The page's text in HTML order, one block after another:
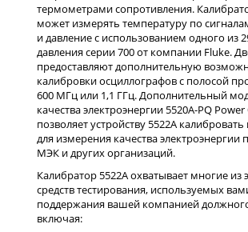
термометрами сопротивления.
может измерять температуру по
и давление с использованием одного из
давления серии 700 от компании Fluke.
предоставляют дополнительную
калибровки осциллографов с полосой
600 МГц или 1,1 ГГц. Дополнительный
качества электроэнергии 5520A-PQ
позволяет устройству 5522A
для измерения качества электроэнергии
МЭК и других организаций.
Калибратор 5522A охватывает многие из
средств тестирования, используемых
поддержания вашей компанией
включая: